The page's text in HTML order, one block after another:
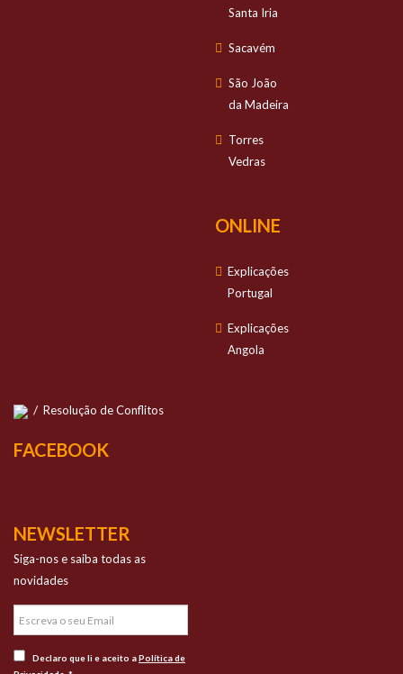
Santa Iria
Sacavém
São João
da Madeira
Torres
Vedras
ONLINE
Explicações
Portugal
Explicações
Angola
/ Resolução de Conflitos
FACEBOOK
NEWSLETTER
Siga-nos e saiba todas as
novidades
Declaro que li e aceito aPolítica de